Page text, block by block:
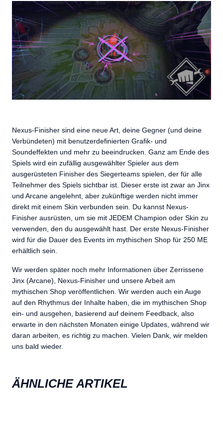
Nexus-Finisher sind eine neue Art, deine Gegner (und deine
Verbündeten) mit benutzerdefinierten Grafik- und
Soundeffekten und mehr zu beeindrucken. Ganz am Ende des
Spiels wird ein zufällig ausgewählter Spieler aus dem
ausgerüsteten Finisher des Siegerteams spielen, der für alle
Teilnehmer des Spiels sichtbar ist. Dieser erste ist zwar an Jinx
und Arcane angelehnt, aber zukünftige werden nicht immer
direkt mit einem Skin verbunden sein. Du kannst Nexus-
Finisher ausrüsten, um sie mit JEDEM Champion oder Skin zu
verwenden, den du ausgewählt hast. Der erste Nexus-Finisher
wird für die Dauer des Events im mythischen Shop für 250 ME
erhältlich sein.
Wir werden später noch mehr Informationen über Zerrissene
Jinx (Arcane), Nexus-Finisher und unsere Arbeit am
mythischen Shop veröffentlichen. Wir werden auch ein Auge
auf den Rhythmus der Inhalte haben, die im mythischen Shop
ein- und ausgehen, basierend auf deinem Feedback, also
erwarte in den nächsten Monaten einige Updates, während wir
daran arbeiten, es richtig zu machen. Vielen Dank, wir melden
uns bald wieder.
ÄHNLICHE ARTIKEL